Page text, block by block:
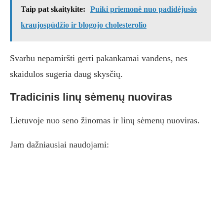
Taip pat skaitykite:
Puiki priemonė nuo padidėjusio
kraujospūdžio ir blogojo cholesterolio
Svarbu nepamiršti gerti pakankamai vandens, nes
skaidulos sugeria daug skysčių.
Tradicinis linų sėmenų nuoviras
Lietuvoje nuo seno žinomas ir linų sėmenų nuoviras.
Jam dažniausiai naudojami: